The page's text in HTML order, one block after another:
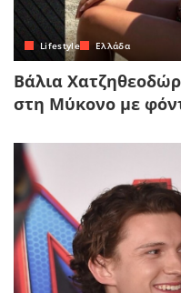
Lifestyle Ελλάδα
Βάλια
στη Μύκονο με